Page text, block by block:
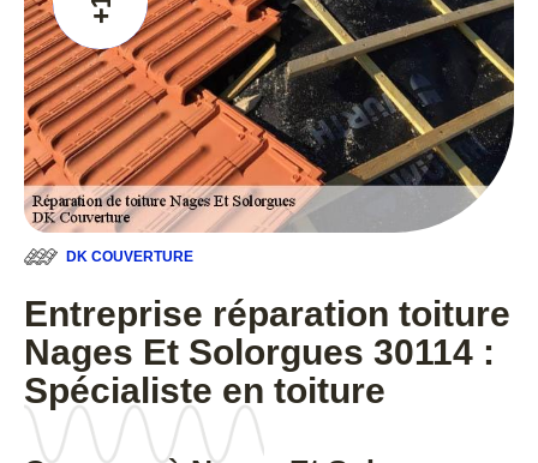
DK COUVERTURE
Entreprise réparation toiture
Nages Et Solorgues 30114 :
Spécialiste en toiture